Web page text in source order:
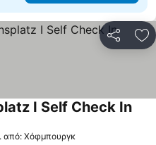
I Self Check In
από: Χόφμπουργκ